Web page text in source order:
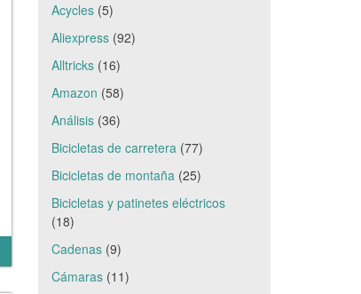
Acycles(5)
Aliexpress(92)
Alltricks(16)
Amazon (58)
Análisis(36)
Bicicletas de carretera(77)
Bicicletas de montaña(25)
Bicicletas y patinetes eléctricos
(18)
Cadenas(9)
Cámaras(11)